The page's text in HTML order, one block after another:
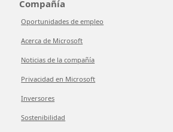
Compañía
Oportunidades de empleo
Acerca de Microsoft
Noticias de la compañía
Privacidad en Microsoft
Inversores
Sostenibilidad